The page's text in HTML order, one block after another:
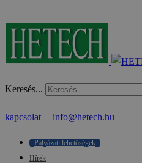
Keresés...
kapcsolat | info@hetech.hu
Pályázati lehetőségek
Hírek